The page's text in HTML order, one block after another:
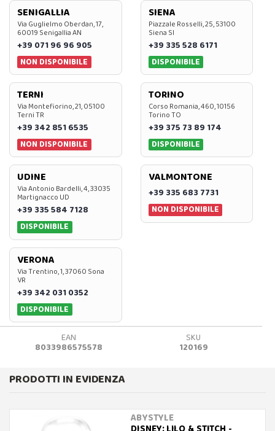
SENIGALLIA
Via Guglielmo Oberdan, 17,
60019 Senigallia AN
+39 071 96 96 905
NON DISPONIBILE
SIENA
Piazzale Rosselli, 25, 53100
Siena SI
+39 335 528 6171
DISPONIBILE
TERNI
Via Montefiorino, 21, 05100
Terni TR
+39 342 851 6535
NON DISPONIBILE
TORINO
Corso Romania, 460, 10156
Torino TO
+39 375 73 89 174
DISPONIBILE
UDINE
Via Antonio Bardelli, 4, 33035
Martignacco UD
+39 335 584 7128
DISPONIBILE
VALMONTONE
+39 335 683 7731
NON DISPONIBILE
VERONA
Via Trentino, 1, 37060 Sona
VR
+39 342 031 0352
DISPONIBILE
EAN
8033986575578
SKU
120169
PRODOTTI IN EVIDENZA
ABYSTYLE